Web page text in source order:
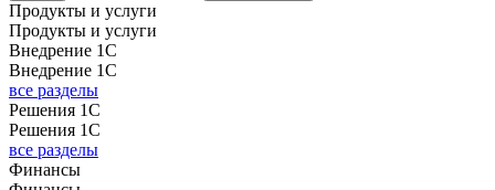
Продукты и услуги
Продукты и услуги
Внедрение 1С
Внедрение 1С
все разделы
Решения 1С
Решения 1С
все разделы
Финансы